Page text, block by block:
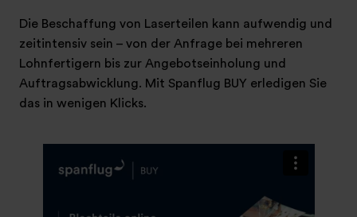
Die Beschaffung von Laserteilen kann aufwendig und
zeitintensiv sein – von der Anfrage bei mehreren
Lohnfertigern bis zur Angebotseinholung und
Auftragsabwicklung. Mit Spanflug BUY erledigen Sie
das in wenigen Klicks.